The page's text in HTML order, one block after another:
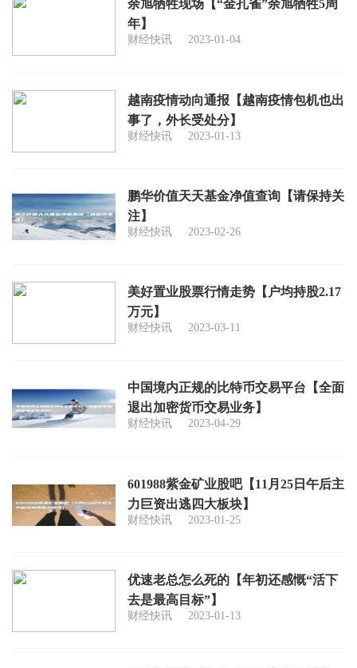
余旭牺牲现场【“金孔雀”余旭牺牲5周
年】
财经快讯 2023-01-04
越南疫情动向通报【越南疫情包机也出
事了，外长受处分】
财经快讯 2023-01-13
鹏华价值天天基金净值查询【请保持关
注】
财经快讯 2023-02-26
美好置业股票行情走势【户均持股2.17
万元】
财经快讯 2023-03-11
中国境内正规的比特币交易平台【全面
退出加密货币交易业务】
财经快讯 2023-04-29
601988紫金矿业股吧【11月25日午后主
力巨资出逃四大板块】
财经快讯 2023-01-25
优速老总怎么死的【年初还感慨“活下
去是最高目标”】
财经快讯 2023-01-13